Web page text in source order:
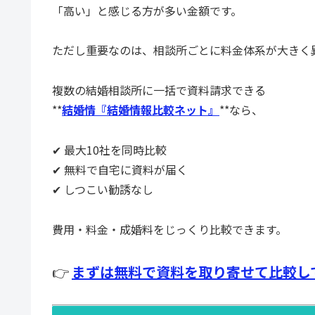
「高い」と感じる方が多い金額です。
ただし重要なのは、相談所ごとに料金体系が大きく
複数の結婚相談所に一括で資料請求できる
**結婚情『結婚情報比較ネット』 **なら、
✔ 最大10社を同時比較
✔ 無料で自宅に資料が届く
✔ しつこい勧誘なし
費用・料金・成婚料をじっくり比較できます。
👉 まずは無料で資料を取り寄せて比較し